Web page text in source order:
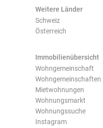
Weitere Länder
Schweiz
Österreich
Immobilienübersicht
Wohngemeinschaft
Wohngemeinschaften
Mietwohnungen
Wohnungsmarkt
Wohnungssuche
Instagram